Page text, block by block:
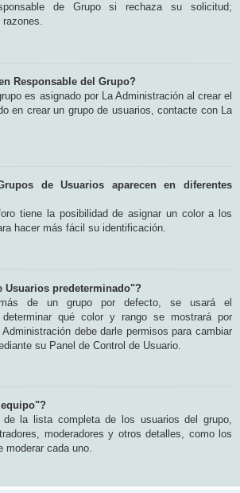
de Grupo si rechaza su solicitud;
Responsable del Grupo?
es asignado por La Administración al crear el
en crear un grupo de usuarios, contacte con La
de Usuarios aparecen en diferentes
tiene la posibilidad de asignar un color a los
hacer más fácil su identificación.
Usuarios predeterminado"?
de un grupo por defecto, se usará el
determinar qué color y rango se mostrará por
debe darle permisos para cambiar
su Panel de Control de Usuario.
de la lista completa de los usuarios del grupo,
moderadores y otros detalles, como los
moderar cada uno.